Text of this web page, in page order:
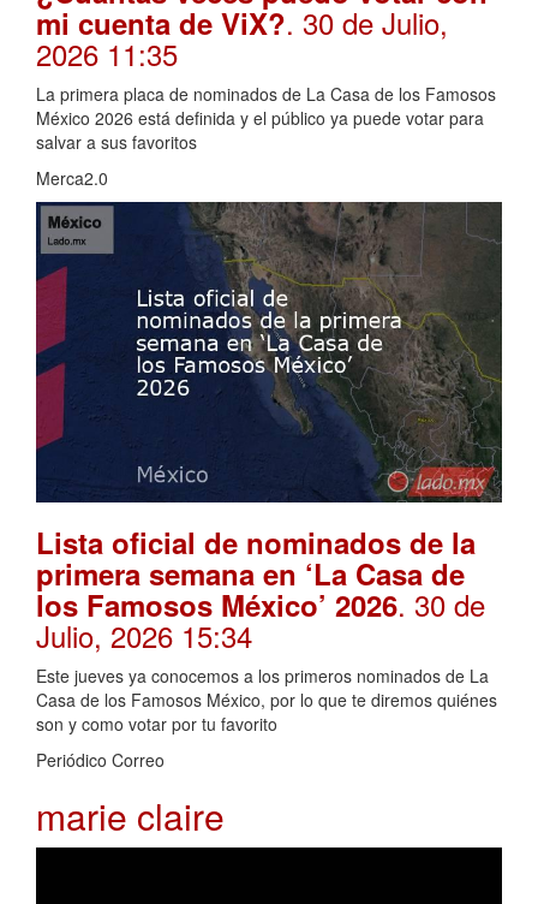
mi cuenta de ViX?. 30 de Julio,
2026 11:35
La primera placa de nominados de La Casa de los Famosos
México 2026 está definida y el público ya puede votar para
salvar a sus favoritos
Merca2.0
Lista oficial de nominados de la
primera semana en ‘La Casa de
los Famosos México’ 2026. 30 de
Julio, 2026 15:34
Este jueves ya conocemos a los primeros nominados de La
Casa de los Famosos México, por lo que te diremos quiénes
son y como votar por tu favorito
Periódico Correo
marie claire